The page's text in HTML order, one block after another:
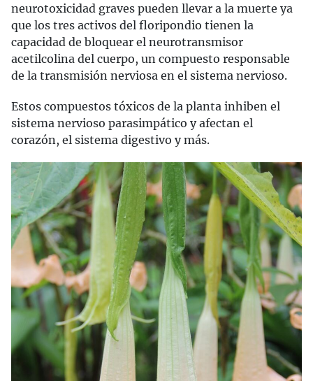
neurotoxicidad graves pueden llevar a la muerte ya
que los tres activos del floripondio tienen la
capacidad de bloquear el neurotransmisor
acetilcolina del cuerpo, un compuesto responsable
de la transmisión nerviosa en el sistema nervioso.
Estos compuestos tóxicos de la planta inhiben el
sistema nervioso parasimpático y afectan el
corazón, el sistema digestivo y más.